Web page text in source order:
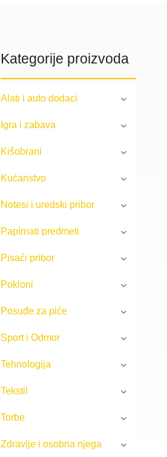
Kategorije proizvoda
Alati i auto dodaci
Igra i zabava
Kišobrani
Kućanstvo
Notesi i uredski pribor
Papirnati predmeti
Pisaći pribor
Pokloni
Posuđe za piće
Sport i Odmor
Tehnologija
Tekstil
Torbe
Zdravlje i osobna njega